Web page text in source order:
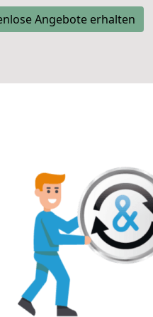
Angebote erhalten